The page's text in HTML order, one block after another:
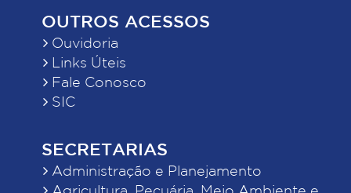
OUTROS ACESSOS
Ouvidoria
Links Úteis
Fale Conosco
SIC
SECRETARIAS
Administração e Planejamento